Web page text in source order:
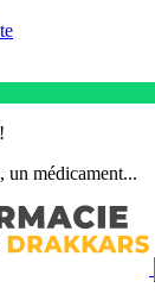
un médicament...